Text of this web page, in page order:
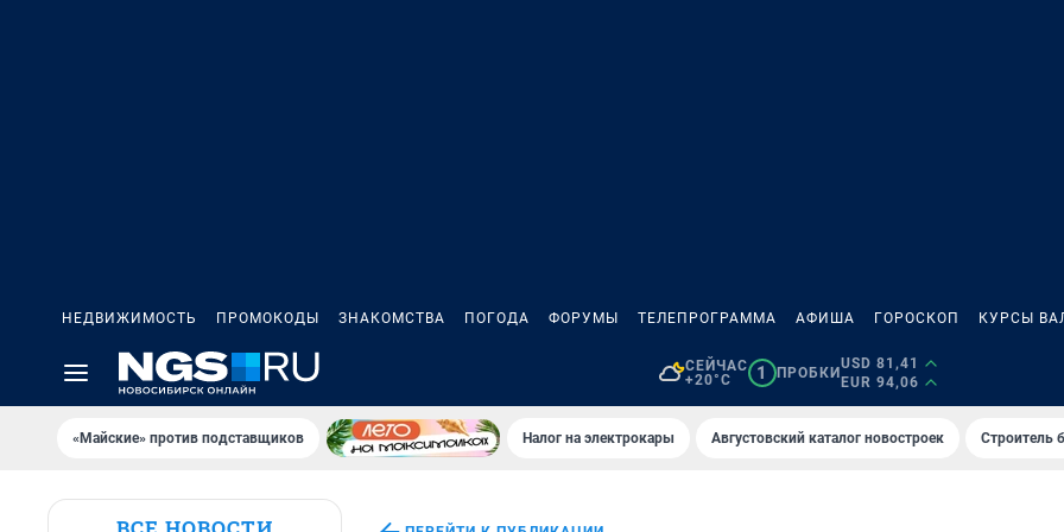
НЕДВИЖИМОСТЬ ПРОМОКОДЫ ЗНАКОМСТВА ПОГОДА ФОРУМЫ ТЕЛЕПРОГРАММА АФИША ГОРОСКОП КУРСЫ
СЕЙЧАС
+20°C
1 ПРОБКИ
USD 81,41
EUR 94,06
«Майские» против подставщиков Налог на электрокары Августовский каталог новостроек Строитель